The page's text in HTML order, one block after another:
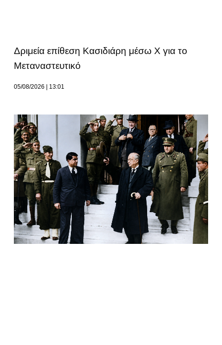
Δριμεία επίθεση Κασιδιάρη μέσω Χ για το
Μεταναστευτικό
05/08/2026 13:01